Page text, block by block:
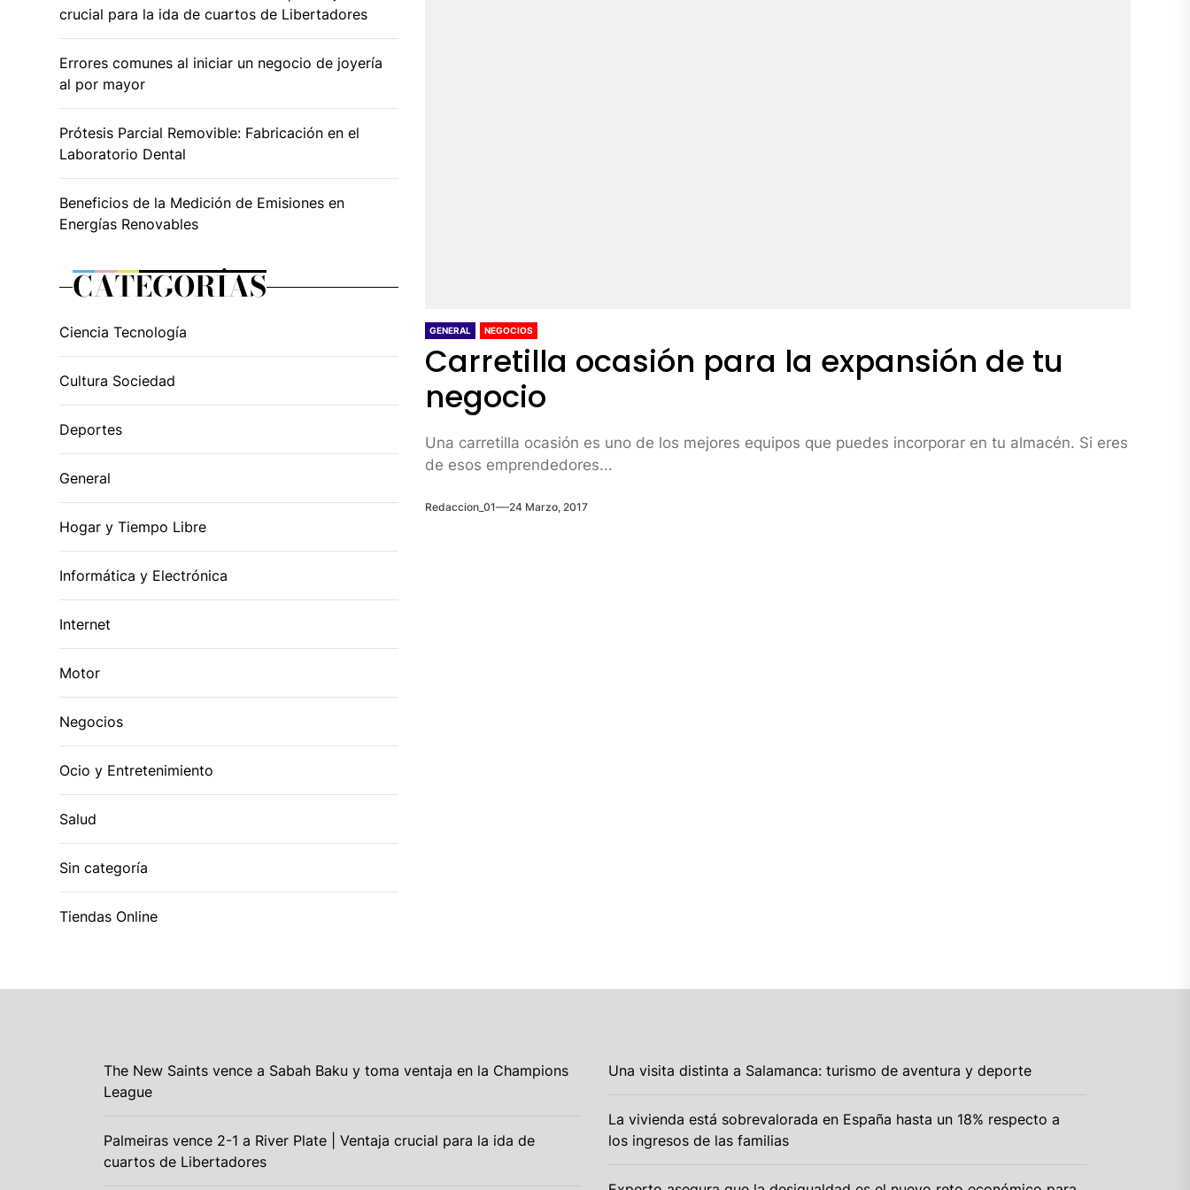
GENERAL NEGOCIOS
Carretilla ocasión para la expansión de tu
negocio
Una carretilla ocasión es uno de los mejores equipos que puedes incorporar en tu almacén. Si eres
de esos emprendedores...
Redaccion_01 24 Marzo, 2017
crucial para la ida de cuartos de Libertadores
Errores comunes al iniciar un negocio de joyería
al por mayor
Prótesis Parcial Removible: Fabricación en el
Laboratorio Dental
Beneficios de la Medición de Emisiones en
Energías Renovables
CATEGORÍAS
Ciencia Tecnología
Cultura Sociedad
Deportes
General
Hogar y Tiempo Libre
Informática y Electrónica
Internet
Motor
Negocios
Ocio y Entretenimiento
Salud
Sin categoría
Tiendas Online
The New Saints vence a Sabah Baku y toma ventaja en la Champions
League
Palmeiras vence 2-1 a River Plate | Ventaja crucial para la ida de
cuartos de Libertadores
Una visita distinta a Salamanca: turismo de aventura y deporte
La vivienda está sobrevalorada en España hasta un 18% respecto a
los ingresos de las familias